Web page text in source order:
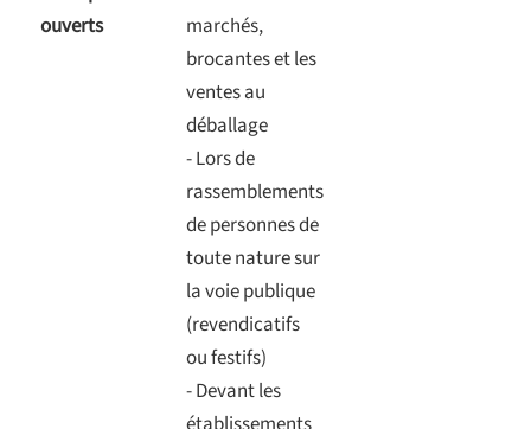
ouverts
marchés,
brocantes et les
ventes au
déballage
- Lors de
rassemblements
de personnes de
toute nature sur
la voie publique
(revendicatifs
ou festifs)
- Devant les